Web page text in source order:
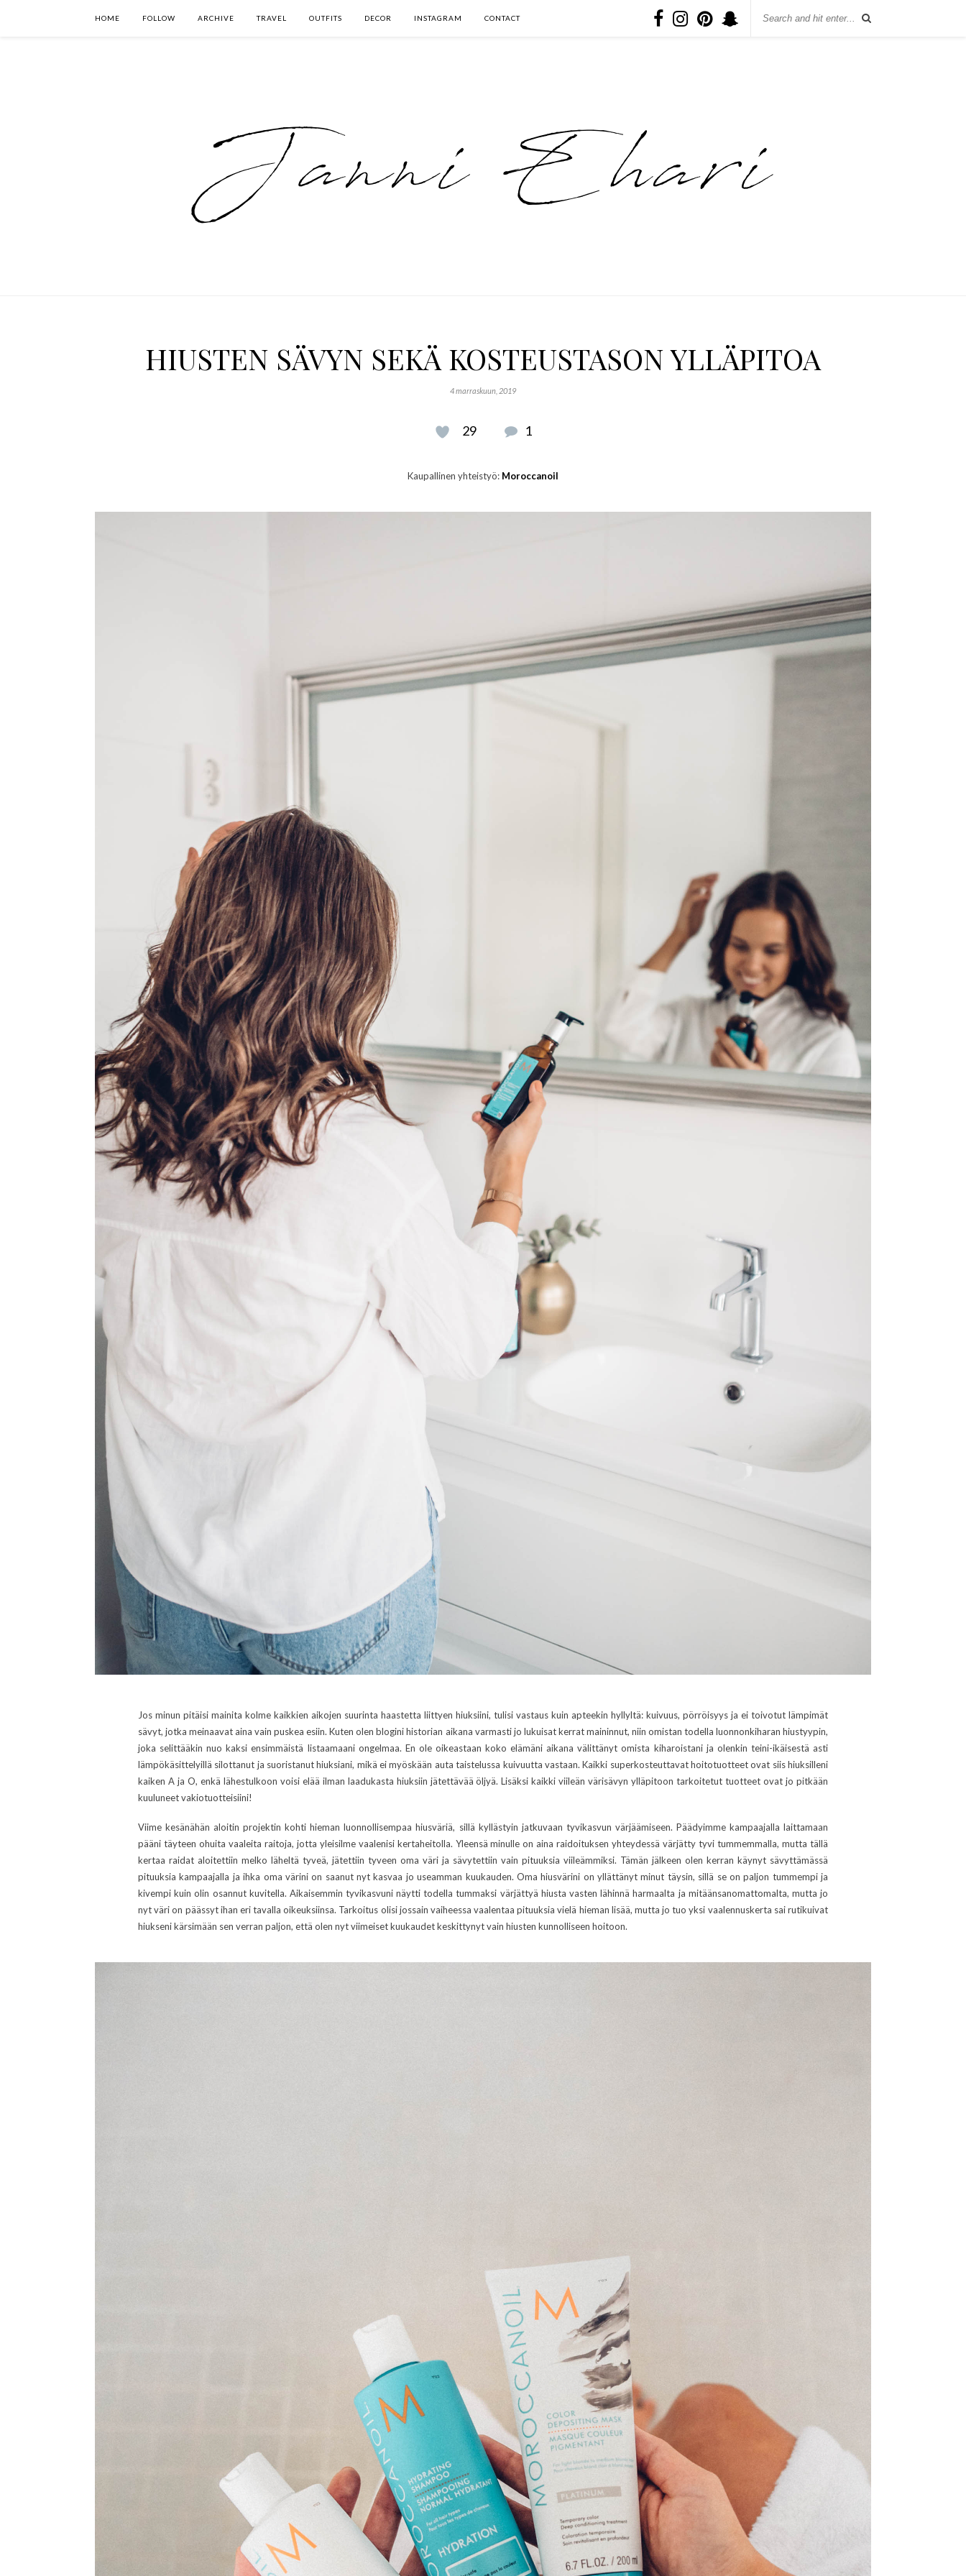
HOME FOLLOW ARCHIVE TRAVEL OUTFITS DECOR INSTAGRAM CONTACT
HIUSTEN SÄVYN SEKÄ KOSTEUSTASON YLLÄPITOA
4 marraskuun, 2019
29 1
Kaupallinen yhteistyö: Moroccanoil
Jos minun pitäisi mainita kolme kaikkien aikojen suurinta haastetta liittyen hiuksiini, tulisi vastaus kuin apteekin hyllyltä: kuivuus, pörröisyys ja ei toivotut lämpimät
sävyt, jotka meinaavat aina vain puskea esiin. Kuten olen blogini historian aikana varmasti jo lukuisat kerrat maininnut, niin omistan todella luonnonkiharan hiustyypin,
joka selittääkin nuo kaksi ensimmäistä listaamaani ongelmaa. En ole oikeastaan koko elämäni aikana välittänyt omista kiharoistani ja olenkin teini-ikäisestä asti
lämpökäsittelyillä silottanut ja suoristanut hiuksiani, mikä ei myöskään auta taistelussa kuivuutta vastaan. Kaikki superkosteuttavat hoitotuotteet ovat siis hiuksilleni
kaiken A ja O, enkä lähestulkoon voisi elää ilman laadukasta hiuksiin jätettävää öljyä. Lisäksi kaikki viileän värisävyn ylläpitoon tarkoitetut tuotteet ovat jo pitkään
kuuluneet vakiotuotteisiini!
Viime kesänähän aloitin projektin kohti hieman luonnollisempaa hiusväriä, sillä kyllästyin jatkuvaan tyvikasvun värjäämiseen. Päädyimme kampaajalla laittamaan
pääni täyteen ohuita vaaleita raitoja, jotta yleisilme vaalenisi kertaheitolla. Yleensä minulle on aina raidoituksen yhteydessä värjätty tyvi tummemmalla, mutta tällä
kertaa raidat aloitettiin melko läheltä tyveä, jätettiin tyveen oma väri ja sävytettiin vain pituuksia viileämmiksi. Tämän jälkeen olen kerran käynyt sävyttämässä
pituuksia kampaajalla ja ihka oma värini on saanut nyt kasvaa jo useamman kuukauden. Oma hiusvärini on yllättänyt minut täysin, sillä se on paljon tummempi ja
kivempi kuin olin osannut kuvitella. Aikaisemmin tyvikasvuni näytti todella tummaksi värjättyä hiusta vasten lähinnä harmaalta ja mitäänsanomattomalta, mutta jo
nyt väri on päässyt ihan eri tavalla oikeuksiinsa. Tarkoitus olisi jossain vaiheessa vaalentaa pituuksia vielä hieman lisää, mutta jo tuo yksi vaalennuskerta sai rutikuivat
hiukseni kärsimään sen verran paljon, että olen nyt viimeiset kuukaudet keskittynyt vain hiusten kunnolliseen hoitoon.